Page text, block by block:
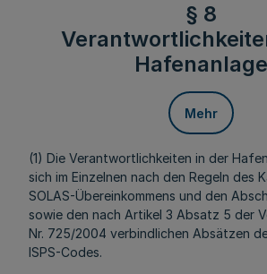
§ 8
Hafenanlage
Mehr
(1) Die Verantwortlichkeiten in der
sich im Einzelnen nach den Regeln des
SOLAS-Übereinkommens und den
sowie den nach Artikel 3 Absatz 5 der
Nr. 725/2004 verbindlichen Absätzen
ISPS-Codes.